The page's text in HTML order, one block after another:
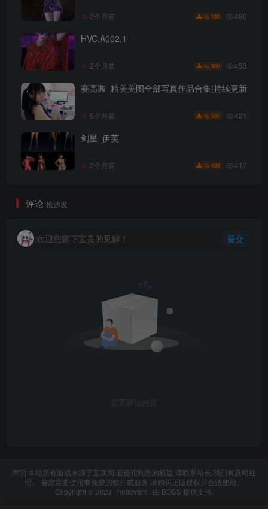
2个月前 100 480
HVC.A002.1
2个月前 300 453
赛高酱_精美美图全部写真作品合集|持续更新
6个月前 500 421
剑星_伊芙
2个月前 400 417
评论 抢沙发
欢迎您留下宝贵的见解！ 提交
暂无评论内容
声明:本站所有游戏来源于互联网!若侵犯到您的权益,请联系站长,我们将及时处
理。 若您需要使用非免费的软件或服务,请购买正版授权并合法使用。
Copyright © 2023 · hellovam · 由 BOSS 提供支持.